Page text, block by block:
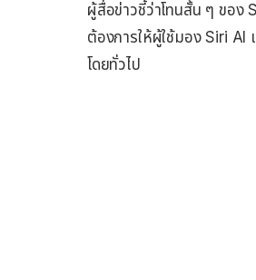
ผู้สื่อข่าวชี้ว่าโทนสั้น ๆ ของ
ต้องการให้ผู้ใช้มอง Siri AI
โดยทั่วไป